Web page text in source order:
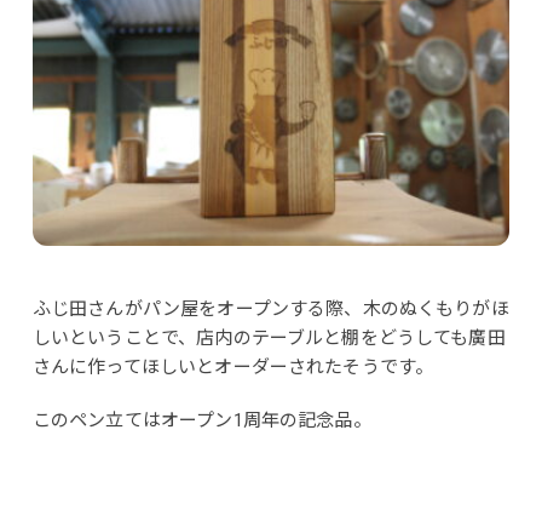
ふじ田さんがパン屋をオープンする際、木のぬくもりがほ
しいということで、店内のテーブルと棚をどうしても廣田
さんに作ってほしいとオーダーされたそうです。
このペン立てはオープン1周年の記念品。